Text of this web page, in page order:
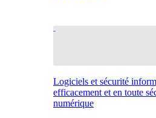
Logiciels et sécurité
efficacement et en toute
numérique